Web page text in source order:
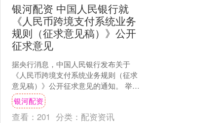
银河配资 中国人民银行就
《人民币跨境支付系统业务
规则（征求意见稿）》公开
征求意见
据央行消息，中国人民银行发布关于
《人民币跨境支付系统业务规则（征求
意见稿）》公开征求意见的通知。 举报
第一财经广告合作，请点击这里此内容
为第一财经原创，著作权....
银河配资
查看： 201 分类： 配资资讯